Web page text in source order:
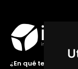
¿En qué te